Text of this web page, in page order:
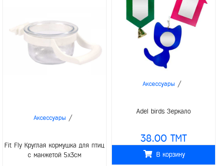
Аксессуары /
Fit Fly Круглая кормушка для птиц
с манжетой 5x3см
Аксессуары /
Adel birds Зеркало
38.00 TMT
В корзину